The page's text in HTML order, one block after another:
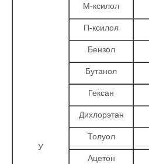
У
М-ксилол
П-ксилол
Бензол
Бутанол
Гексан
Дихлорэтан
Толуол
Ацетон